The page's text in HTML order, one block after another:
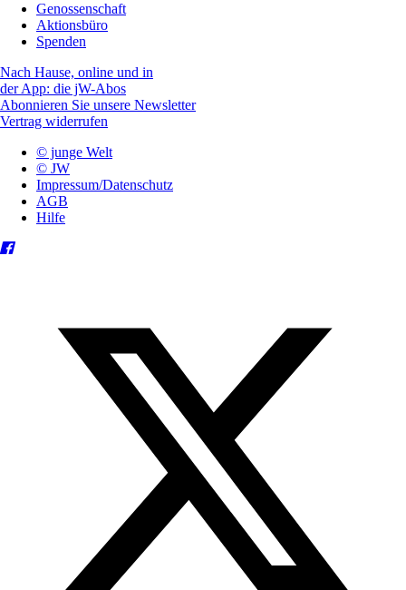
Genossenschaft
Aktionsbüro
Spenden
Nach Hause, online und in
der App: die jW-Abos
Abonnieren Sie unsere Newsletter
Vertrag widerrufen
© junge Welt
© JW
Impressum/Datenschutz
AGB
Hilfe